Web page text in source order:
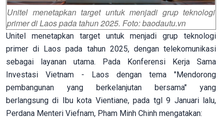
Unitel menetapkan target untuk menjadi grup teknologi
primer di Laos pada tahun 2025. Foto: baodautu.vn
Unitel menetapkan target untuk menjadi grup teknologi
primer di Laos pada tahun 2025, dengan telekomunikasi
sebagai layanan utama. Pada Konferensi Kerja Sama
Investasi Vietnam - Laos dengan tema "Mendorong
pembangunan yang berkelanjutan bersama" yang
berlangsung di Ibu kota Vientiane, pada tgl 9 Januari lalu,
Perdana Menteri Viefnam, Pham Minh Chinh mengatakan: